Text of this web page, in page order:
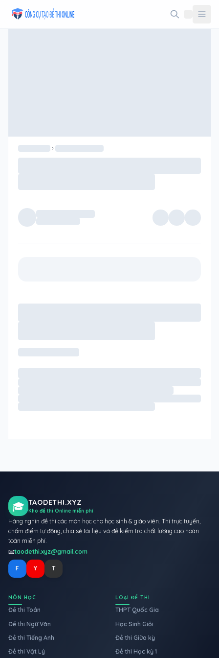
🎓 TAODETHI.XYZ
Kho đề thi Online miễn phí
Hàng nghìn đề thi các môn học cho học sinh & giáo viên. Thi trực tuyến,
chấm điểm tự động, chia sẻ tài liệu và đề kiểm tra chất lượng cao hoàn
toàn miễn phí.
📧taodethi.xyz@gmail.com
F Y T
MÔN HỌC
Đề thi Toán
Đề thi Ngữ Văn
Đề thi Tiếng Anh
Đề thi Vật Lý
LOẠI ĐỀ THI
THPT Quốc Gia
Học Sinh Giỏi
Đề thi Giữa kỳ
Đề thi Học kỳ 1